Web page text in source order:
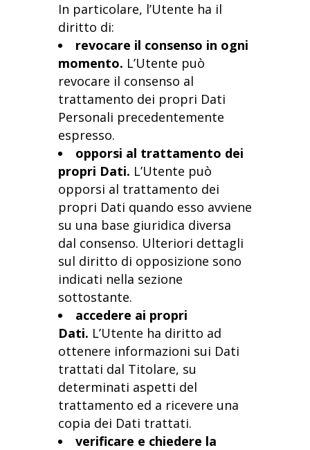
In particolare, l’Utente ha il
diritto di:
revocare il consenso in ogni
momento. L’Utente può
revocare il consenso al
trattamento dei propri Dati
Personali precedentemente
espresso.
opporsi al trattamento dei
propri Dati. L’Utente può
opporsi al trattamento dei
propri Dati quando esso avviene
su una base giuridica diversa
dal consenso. Ulteriori dettagli
sul diritto di opposizione sono
indicati nella sezione
sottostante.
accedere ai propri
Dati. L’Utente ha diritto ad
ottenere informazioni sui Dati
trattati dal Titolare, su
determinati aspetti del
trattamento ed a ricevere una
copia dei Dati trattati.
verificare e chiedere la